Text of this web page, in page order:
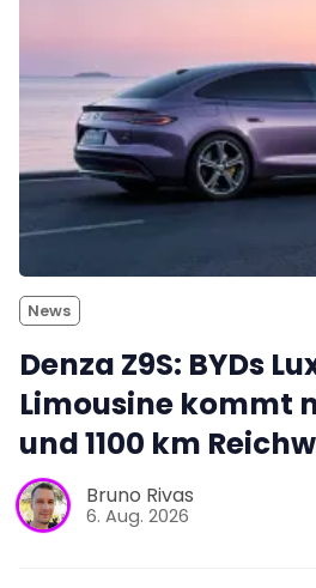
News
Denza Z9S: BYDs
Limousine kommt
und 1100 km
Bruno Rivas
6. Aug. 2026